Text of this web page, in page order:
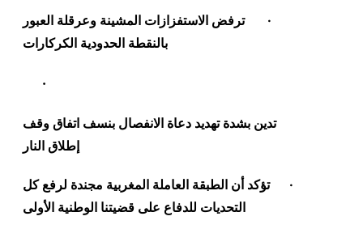
·ترفض الاستفزازات المشينة وعرقلة العبور
بالنقطة الحدودية الكركارات
·
تدين بشدة تهديد دعاة الانفصال بنسف اتفاق وقف
إطلاق النار
·تؤكد أن الطبقة العاملة المغربية مجندة لرفع كل
التحديات للدفاع على قضيتنا الوطنية الأولى